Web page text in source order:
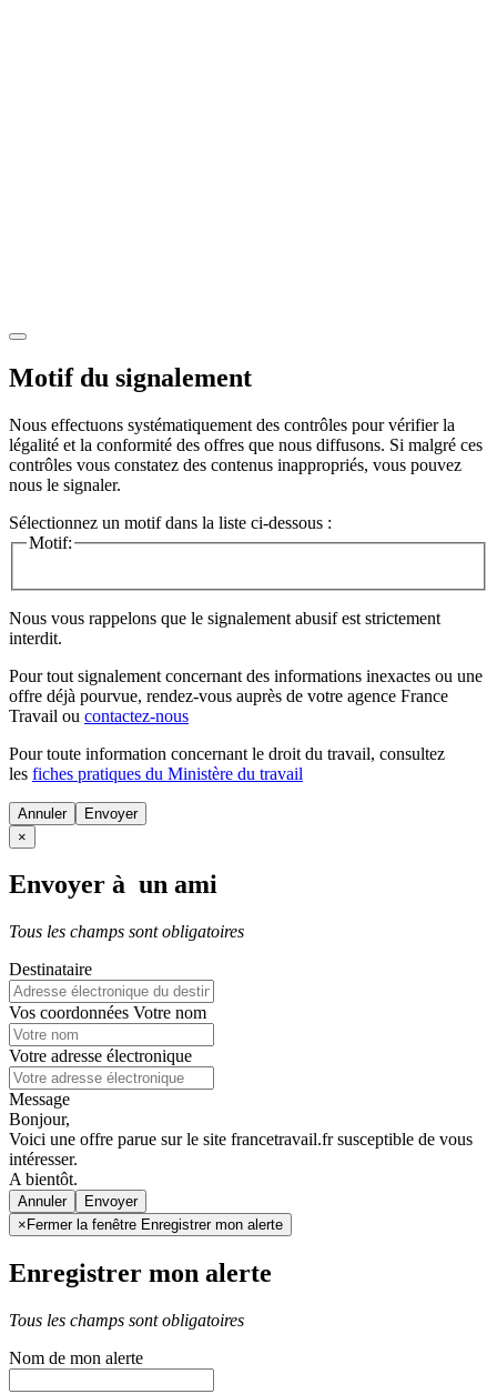
Motif du signalement
Nous effectuons systématiquement des contrôles pour vérifier la
légalité et la conformité des offres que nous diffusons. Si malgré ces
contrôles vous constatez des contenus inappropriés, vous pouvez
nous le signaler.
Sélectionnez un motif dans la liste ci-dessous :
Motif:
Nous vous rappelons que le signalement abusif est strictement
interdit.
Pour tout signalement concernant des informations inexactes ou une
offre déjà pourvue, rendez-vous auprès de votre agence France
Travail ou contactez-nous
Pour toute information concernant le droit du travail, consultez
les fiches pratiques du Ministère du travail
Annuler
×
Envoyer à un ami
Tous les champs sont obligatoires
Destinataire
Vos coordonnées Votre nom
Votre adresse électronique
Message
Bonjour,
Voici une offre parue sur le site francetravail.fr susceptible de vous
intéresser.
A bientôt.
Annuler
× Fermer la fenêtre Enregistrer mon alerte
Enregistrer mon alerte
Tous les champs sont obligatoires
Nom de mon alerte